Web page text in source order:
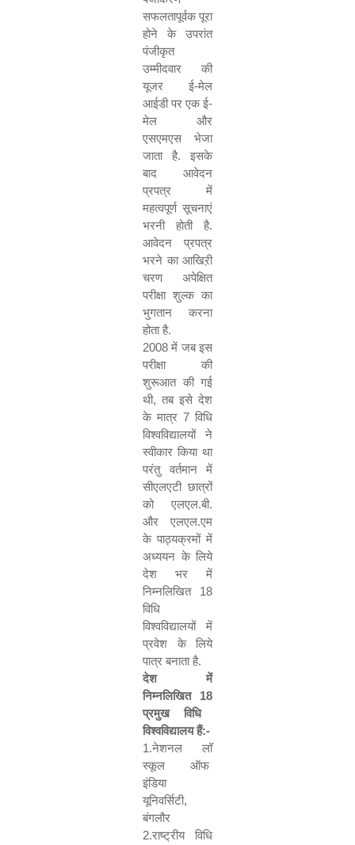
सफलतापूर्वक पूरा
होने के उपरांत
पंजीकृत
उम्मीदवार की
यूजर ई-मेल
आईडी पर एक ई-
मेल और
एसएमएस भेजा
जाता है. इसके
बाद आवेदन
प्रपत्र में
महत्वपूर्ण सूचनाएं
भरनी होती है.
आवेदन प्रपत्र
भरने का आखिऱी
चरण अपेक्षित
परीक्षा शुल्क का
भुगतान करना
होता है.
2008 में जब इस
परीक्षा की
शुरूआत की गई
थी, तब इसे देश
के मात्र 7 विधि
विश्वविद्यालयों ने
स्वीकार किया था
परंतु वर्तमान में
सीएलएटी छात्रों
को एलएल.बी.
और एलएल.एम
के पाठ्यक्रमों में
अध्ययन के लिये
देश भर में
निम्नलिखित 18
विधि
विश्वविद्यालयों में
प्रवेश के लिये
पात्र बनाता है.
देश में
निम्नलिखित 18
प्रमुख विधि
विश्वविद्यालय हैं:-
1.नेशनल लॉ
स्कूल ऑफ
इंडिया
यूनिवर्सिटी,
बंगलौर
2.राष्ट्रीय विधि